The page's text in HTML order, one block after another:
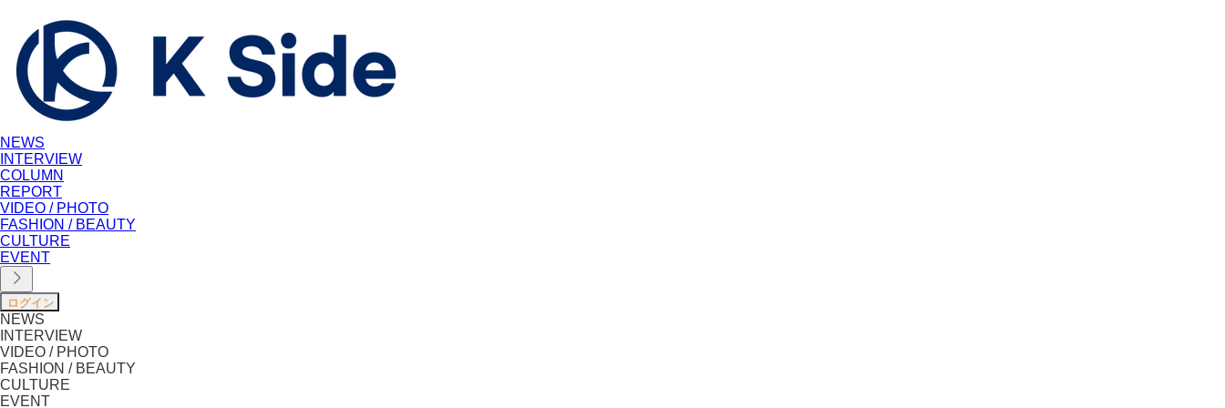
NEWS
INTERVIEW
COLUMN
REPORT
VIDEO / PHOTO
FASHION / BEAUTY
CULTURE
EVENT
NEWS
INTERVIEW
VIDEO / PHOTO
FASHION / BEAUTY
CULTURE
EVENT